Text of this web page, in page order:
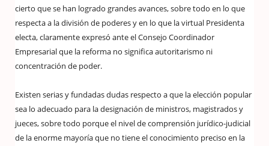
cierto que se han logrado grandes avances, sobre todo en lo que
respecta a la división de poderes y en lo que la virtual Presidenta
electa, claramente expresó ante el Consejo Coordinador
Empresarial que la reforma no significa autoritarismo ni
concentración de poder.
Existen serias y fundadas dudas respecto a que la elección popular
sea lo adecuado para la designación de ministros, magistrados y
jueces, sobre todo porque el nivel de comprensión jurídico-judicial
de la enorme mayoría que no tiene el conocimiento preciso en la